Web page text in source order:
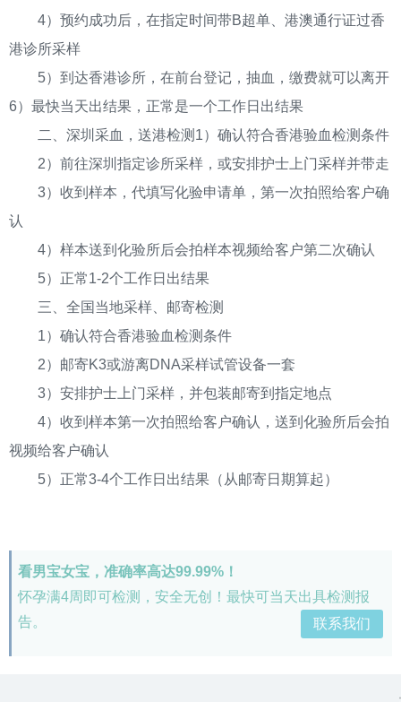
4）预约成功后，在指定时间带B超单、港澳通行证过香
港诊所采样
5）到达香港诊所，在前台登记，抽血，缴费就可以离开
6）最快当天出结果，正常是一个工作日出结果
二、深圳采血，送港检测1）确认符合香港验血检测条件
2）前往深圳指定诊所采样，或安排护士上门采样并带走
3）收到样本，代填写化验申请单，第一次拍照给客户确
认
4）样本送到化验所后会拍样本视频给客户第二次确认
5）正常1-2个工作日出结果
三、全国当地采样、邮寄检测
1）确认符合香港验血检测条件
2）邮寄K3或游离DNA采样试管设备一套
3）安排护士上门采样，并包装邮寄到指定地点
4）收到样本第一次拍照给客户确认，送到化验所后会拍
视频给客户确认
5）正常3-4个工作日出结果（从邮寄日期算起）
看男宝女宝，准确率高达99.99%！
怀孕满4周即可检测，安全无创！最快可当天出具检测报
告。
联系我们